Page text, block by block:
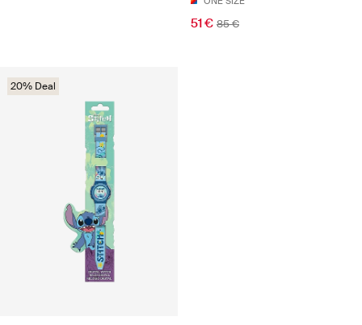
51 € 85 €
20% Deal